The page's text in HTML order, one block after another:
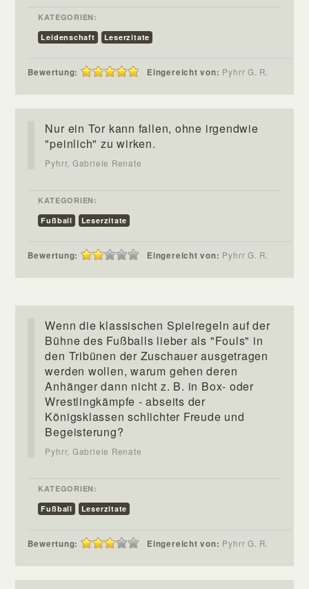
KATEGORIEN:
Leidenschaft
Leserzitate
Bewertung: Eingereicht von: Pyhrr G. R.
Nur ein Tor kann fallen, ohne irgendwie
"peinlich" zu wirken.
Pyhrr, Gabriele Renate
KATEGORIEN:
Fußball
Leserzitate
Bewertung: Eingereicht von: Pyhrr G. R.
Wenn die klassischen Spielregeln auf der
Bühne des Fußballs lieber als "Fouls" in
den Tribünen der Zuschauer ausgetragen
werden wollen, warum gehen deren
Anhänger dann nicht z. B. in Box- oder
Wrestlingkämpfe - abseits der
Königsklassen schlichter Freude und
Begeisterung?
Pyhrr, Gabriele Renate
KATEGORIEN:
Fußball
Leserzitate
Bewertung: Eingereicht von: Pyhrr G. R.